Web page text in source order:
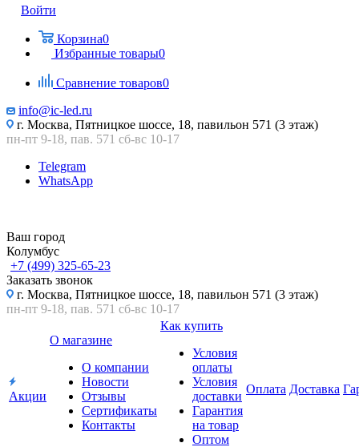
Войти
Корзина0
Избранные товары0
Сравнение товаров0
info@ic-led.ru
г. Москва, Пятницкое шоссе, 18, павильон 571 (3 этаж)
пн-пт 9-18, пав. 571 сб-вс 10-17
Telegram
WhatsApp
Ваш город
Колумбус
+7 (499) 325-65-23
Заказать звонок
г. Москва, Пятницкое шоссе, 18, павильон 571 (3 этаж)
пн-пт 9-18, пав. 571 сб-вс 10-17
Акции
О магазине
О компании
Новости
Отзывы
Сертификаты
Контакты
Как купить
Условия
оплаты
Условия
доставки
Гарантия
на товар
Оптом
Оплата Доставка